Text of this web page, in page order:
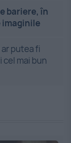
bariere, în
imaginile
putea fi
cel mai bun